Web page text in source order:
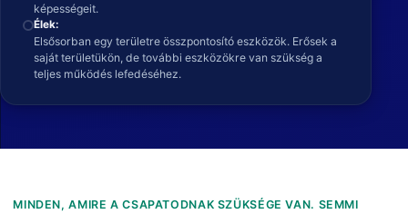
képességeit.
Élek:
Elsősorban egy területre összpontosító eszközök. Erősek a
saját területükön, de további eszközökre van szükség a
teljes működés lefedéséhez.
MINDEN, AMIRE A CSAPATODNAK SZÜKSÉGE VAN. SEMMI